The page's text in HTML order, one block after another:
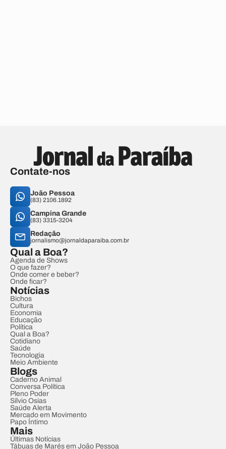
Contate-nos
João Pessoa
(83) 2106.1892
Campina Grande
(83) 3315-3204
Redação
jornalismo@jornaldaparaiba.com.br
Qual a Boa?
Agenda de Shows
O que fazer?
Onde comer e beber?
Onde ficar?
Notícias
Bichos
Cultura
Economia
Educação
Política
Qual a Boa?
Cotidiano
Saúde
Tecnologia
Meio Ambiente
Blogs
Caderno Animal
Conversa Política
Pleno Poder
Sílvio Osias
Saúde Alerta
Mercado em Movimento
Papo Íntimo
Mais
Últimas Notícias
Tábuas de Marés em João Pessoa